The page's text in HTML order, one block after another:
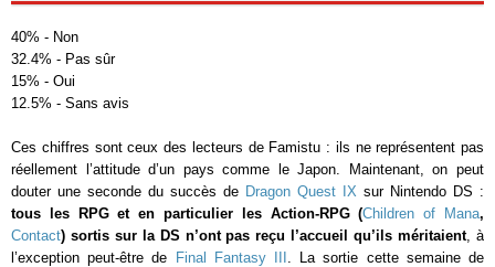
40% - Non
32.4% - Pas sûr
15% - Oui
12.5% - Sans avis
Ces chiffres sont ceux des lecteurs de Famistu : ils ne représentent pas
réellement l’attitude d’un pays comme le Japon. Maintenant, on peut
douter une seconde du succès de Dragon Quest IX sur Nintendo DS :
tous les RPG et en particulier les Action-RPG (Children of Mana,
Contact) sortis sur la DS n’ont pas reçu l’accueil qu’ils méritaient, à
l’exception peut-être de
Final Fantasy III . La sortie cette semaine de